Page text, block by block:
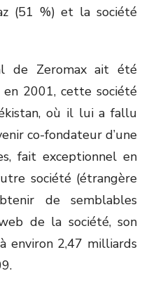
(51 %) et la société
de Zeromax ait été
2001, cette société
où il lui a fallu
co-fondateur d’une
fait exceptionnel en
société (étrangère
de semblables
de la société, son
environ 2,47 milliards